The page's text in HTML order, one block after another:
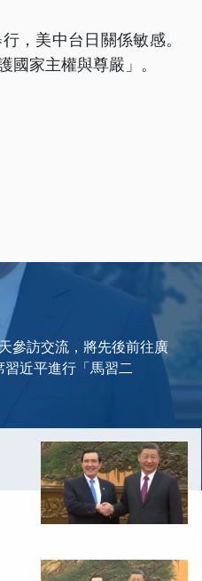
，美中台日關係敏感。
家主權與尊嚴」。
參訪交流，將先後前往廣
近平進行「馬習二